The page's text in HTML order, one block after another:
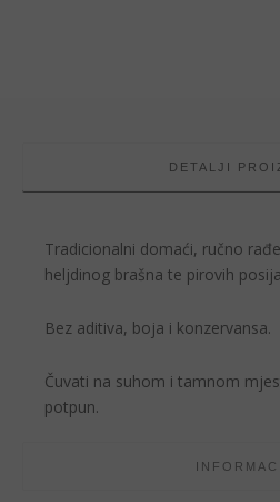
DETALJI
Tradicionalni domaći, ručno
heljdinog brašna te pirovih
Bez aditiva, boja i konzervansa.
Čuvati na suhom i tamnom
potpun.